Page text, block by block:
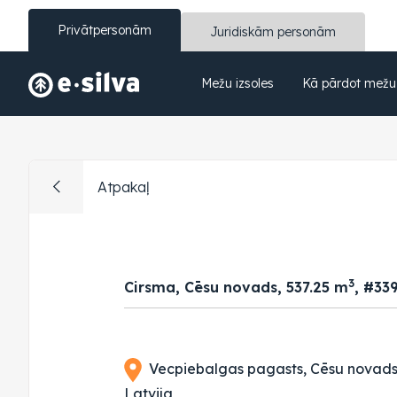
Privātpersonām Juridiskām personām
Mežu izsoles Kā pārdot mežu
Atpakaļ
Cirsma, Cēsu novads, 537.25 m3,
Vecpiebalgas pagasts, Cēsu
Latvija